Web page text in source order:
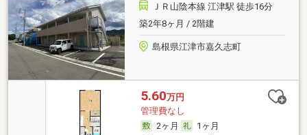
ＪＲ山陰本線 江津駅 徒歩16分
築2年8ヶ月 / 2階建
島根県江津市嘉久志町
5.60万円
管理費なし
2ヶ月
1ヶ月